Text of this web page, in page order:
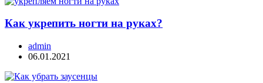
Как укрепить ногти на руках?
admin
06.01.2021